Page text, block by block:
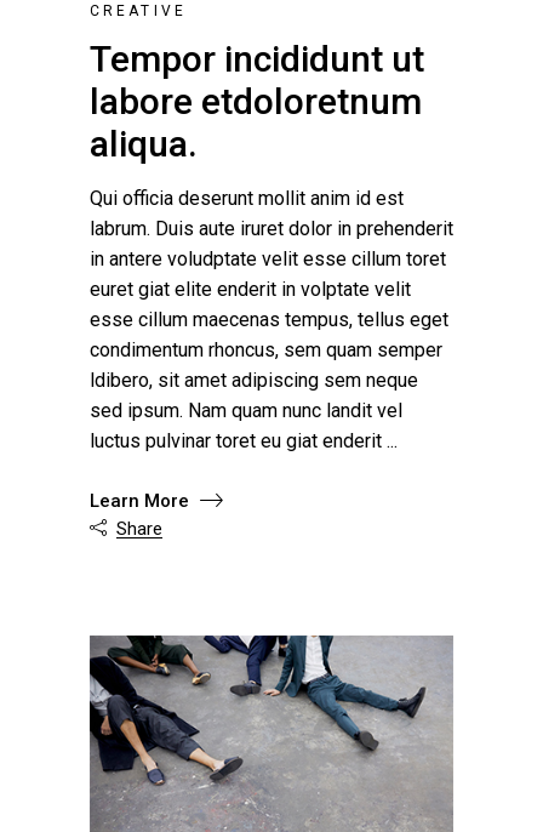
CREATIVE
Tempor incididunt ut
labore etdoloretnum
aliqua.
Qui officia deserunt mollit anim id est
labrum. Duis aute iruret dolor in prehenderit
in antere voludptate velit esse cillum toret
euret giat elite enderit in volptate velit
esse cillum maecenas tempus, tellus eget
condimentum rhoncus, sem quam semper
ldibero, sit amet adipiscing sem neque
sed ipsum. Nam quam nunc landit vel
luctus pulvinar toret eu giat enderit
Learn More
 Share